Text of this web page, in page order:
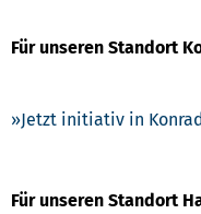
Für unseren Standort
Jetzt initiativ in
Für unseren Standort